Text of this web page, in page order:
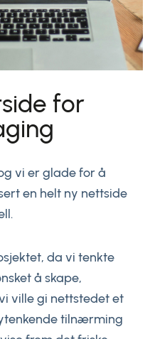
for
vi er glade for å
en helt ny nettside
da vi tenkte
å skape,
ville gi nettstedet et
tilnærming